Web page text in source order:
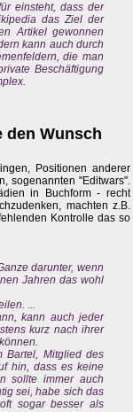
einsteht, dass der
das Ziel der
Artikel gewonnen
kann auch durch
die man
Beschäftigung
den Wunsch
Positionen anderer
sogenannten "Editwars".
in Buchform - recht
machten z.B.
Kontrolle das so
darunter, wenn
Jahren das wohl
...
kann auch jeder
kurz nach ihrer
Bartel, Mitglied des
hin, dass es keine
sollte immer auch
sei, habe sich das
sogar besser als